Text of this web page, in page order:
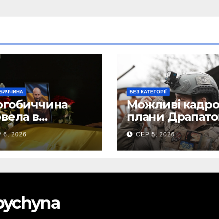
в
земну
свого
– Олега
6, 2026
БЕЗ КАТЕГОРІЇ
Можливі
плани
Маркусу
пророкують
важливу
СЕР 5, 2026